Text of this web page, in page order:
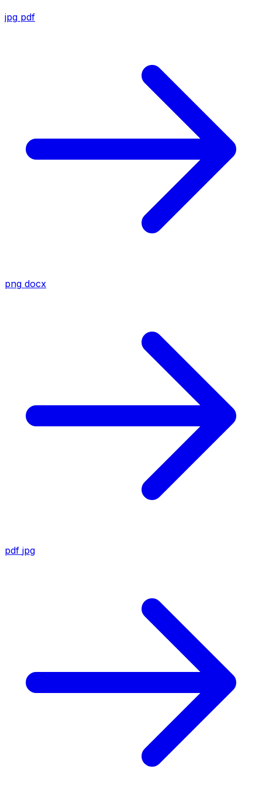
jpg pdf
png docx
pdf jpg